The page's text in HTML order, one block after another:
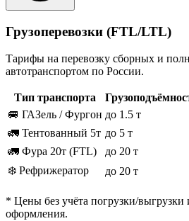
Грузоперевозки (FTL/LTL)
Тарифы на перевозку сборных и
автотранспортом по России.
Тип транспорта
🚐 ГАЗель / Фургон до 1.5 т
🚛 Тентованный 5т до 5 т
🚛 Фура 20т (FTL)
до 20 т
❄️ Рефрижератор
до 20 т
* Цены без учёта погрузки/
оформления.